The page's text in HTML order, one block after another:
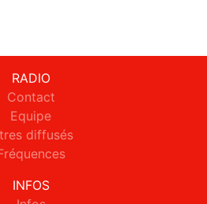
RADIO
Contact
Equipe
diffusés
INFOS